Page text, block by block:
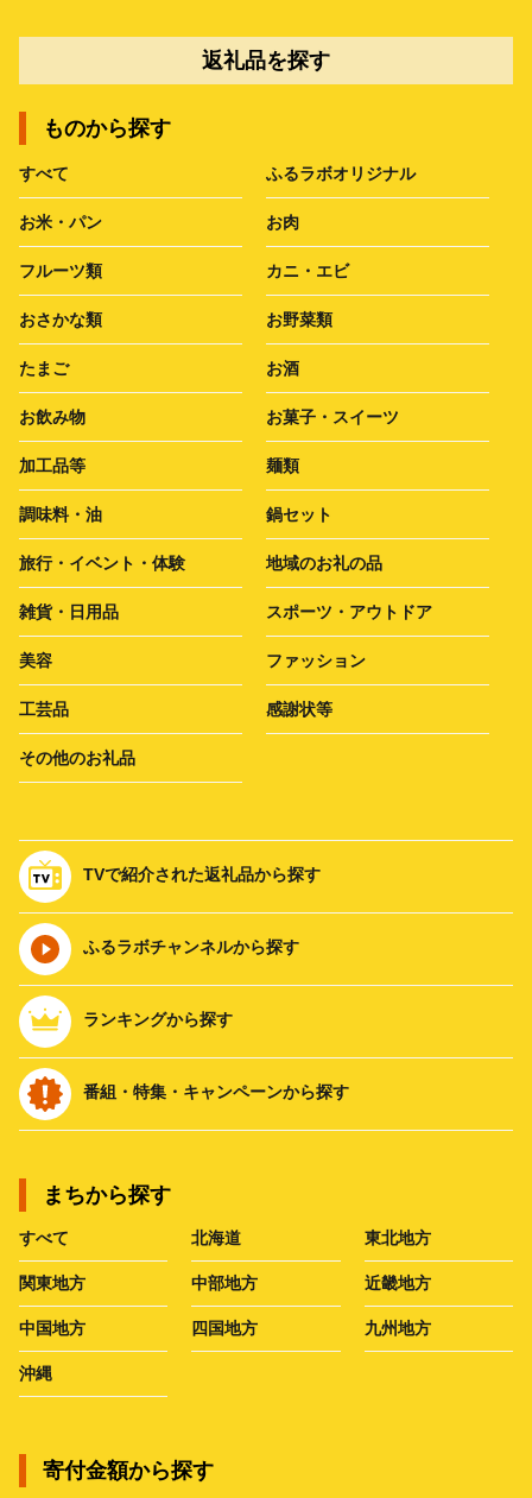
返礼品を探す
ものから探す
すべて ふるラボオリジナル
お米・パン お肉
フルーツ類 カニ・エビ
おさかな類 お野菜類
たまご お酒
お飲み物 お菓子・スイーツ
加工品等 麺類
調味料・油 鍋セット
旅行・イベント・体験 地域のお礼の品
雑貨・日用品 スポーツ・アウトドア
美容 ファッション
工芸品 感謝状等
その他のお礼品
TVで紹介された返礼品から探す
ふるラボチャンネルから探す
ランキングから探す
番組・特集・キャンペーンから探す
まちから探す
すべて 北海道 東北地方
関東地方 中部地方 近畿地方
中国地方 四国地方 九州地方
沖縄
寄付金額から探す